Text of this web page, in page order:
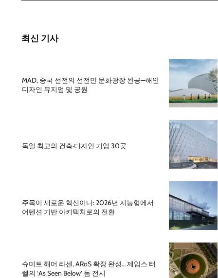
최신 기사
MAD, 중국 선전의 선전만 문화광장 완공—해안
디자인 뮤지엄 및 공원
독일 최고의 건축·디자인 기업 30곳
주목이 새로운 혁신이다: 2026년 지능형에서
어텐션 기반 아키텍처로의 전환
슈미트 해머 라센, ARoS 확장 완성… 제임스 터
렐의 ‘As Seen Below’ 돔 전시